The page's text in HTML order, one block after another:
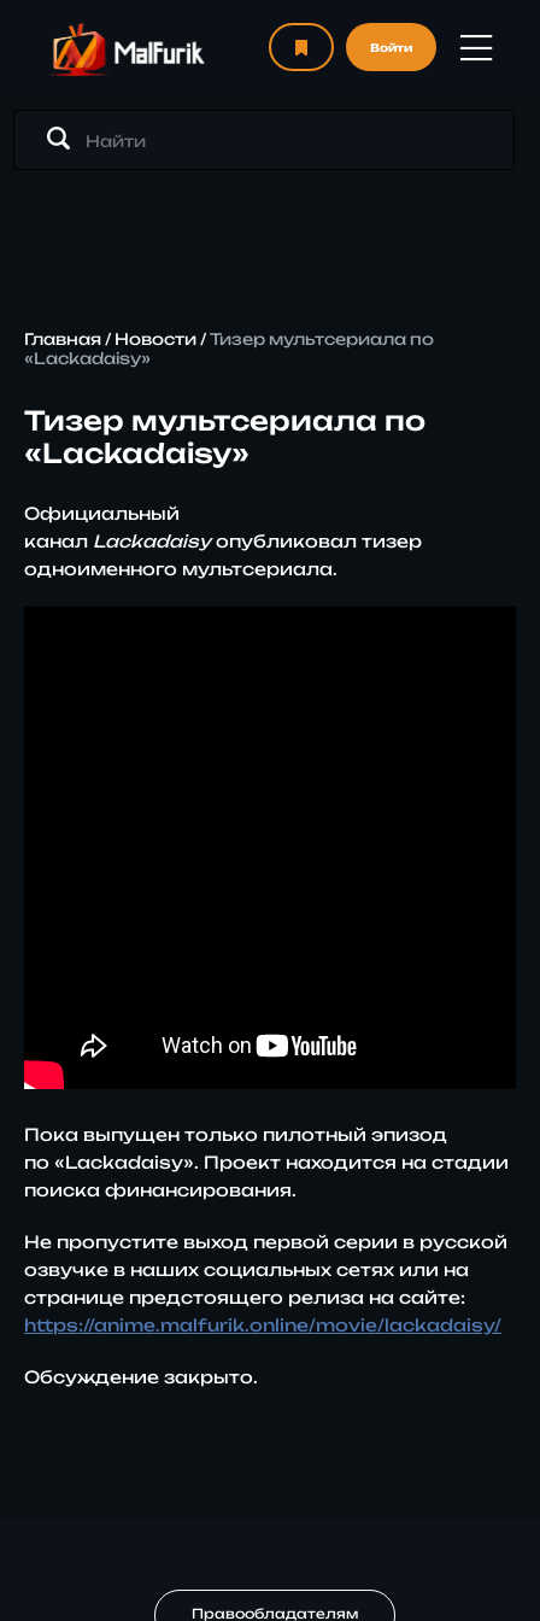
Войти
Главная/ Новости/Тизер мультсериала по
«Lackadaisy»
Тизер мультсериала по
«Lackadaisy»
Официальный
канал Lackadaisyопубликовал тизер
одноименного мультсериала.
Пока выпущен только пилотный эпизод
по «Lackadaisy». Проект находится на стадии
поиска финансирования.
Не пропустите выход первой серии в русской
озвучке в наших социальных сетях или на
странице предстоящего релиза на сайте:
https://anime.malfurik.online/movie/lackadaisy/
Обсуждение закрыто.
Правообладателям